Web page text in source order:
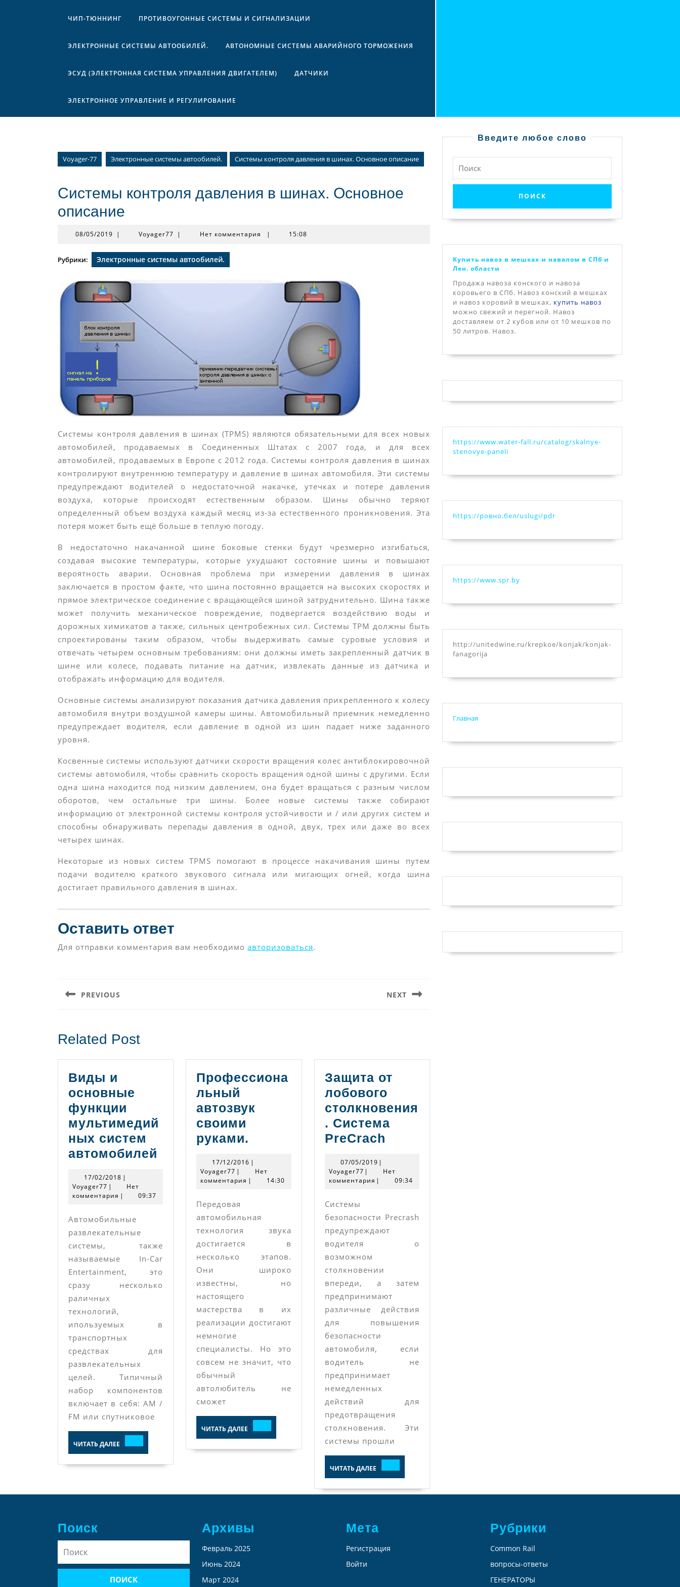
ЧИП-ТЮННИНГ ПРОТИВОУГОННЫЕ СИСТЕМЫ И СИГНАЛИЗАЦИИ
ЭЛЕКТРОННЫЕ СИСТЕМЫ АВТООБИЛЕЙ. АВТОНОМНЫЕ СИСТЕМЫ АВАРИЙНОГО ТОРМОЖЕНИЯ
ЭСУД (ЭЛЕКТРОННАЯ СИСТЕМА УПРАВЛЕНИЯ ДВИГАТЕЛЕМ) ДАТЧИКИ
ЭЛЕКТРОННОЕ УПРАВЛЕНИЕ И РЕГУЛИРОВАНИЕ
Voyager-77 Электронные системы автообилей. Системы контроля давления в шинах. Основное описание
Системы контроля давления в шинах. Основное
описание
08/05/2019 08/05/2019
| Voyager77 Voyager77
| Нет комментария | 15:08
Рубрики: Электронные системы автообилей.
Системы контроля давления в шинах (TPMS) являются обязательными для всех новых
автомобилей, продаваемых в Соединенных Штатах с 2007 года, и для всех
автомобилей, продаваемых в Европе с 2012 года. Системы контроля давления в шинах
контролируют внутреннюю температуру и давление в шинах автомобиля. Эти системы
предупреждают водителей о недостаточной накачке, утечках и потере давления
воздуха, которые происходят естественным образом. Шины обычно теряют
определенный объем воздуха каждый месяц из-за естественного проникновения. Эта
потеря может быть ещё больше в теплую погоду.
В недостаточно накачанной шине боковые стенки будут чрезмерно изгибаться,
создавая высокие температуры, которые ухудшают состояние шины и повышают
вероятность аварии. Основная проблема при измерении давления в шинах
заключается в простом факте, что шина постоянно вращается на высоких скоростях и
прямое электрическое соединение с вращающейся шиной затруднительно. Шина также
может получить механическое повреждение, подвергается воздействию воды и
дорожных химикатов а также, сильных центробежных сил. Системы TPM должны быть
спроектированы таким образом, чтобы выдерживать самые суровые условия и
отвечать четырем основным требованиям: они должны иметь закрепленный датчик в
шине или колесе, подавать питание на датчик, извлекать данные из датчика и
отображать информацию для водителя.
Основные системы анализируют показания датчика давления прикрепленного к колесу
автомобиля внутри воздушной камеры шины. Автомобильный приемник немедленно
предупреждает водителя, если давление в одной из шин падает ниже заданного
уровня.
Косвенные системы используют датчики скорости вращения колес антиблокировочной
системы автомобиля, чтобы сравнить скорость вращения одной шины с другими. Если
одна шина находится под низким давлением, она будет вращаться с разным числом
оборотов, чем остальные три шины. Более новые системы также собирают
информацию от электронной системы контроля устойчивости и / или других систем и
способны обнаруживать перепады давления в одной, двух, трех или даже во всех
четырех шинах.
Некоторые из новых систем TPMS помогают в процессе накачивания шины путем
подачи водителю краткого звукового сигнала или мигающих огней, когда шина
достигает правильного давления в шинах.
Оставить ответ
Для отправки комментария вам необходимо авторизоваться.
по
PREVIOUS NEXT
Related Post
Виды и
основные
функции
мультимедий
ных систем
автомобилей
основные
функции
мультимедийных
систем
автомобилей
17/02/2018 17/02/2018
|
Voyager77 Voyager77
|
Нет
комментария | 09:37
Автомобильные
развлекательные
системы, также
называемые In-Car
Entertainment, это
сразу несколько
раличных
технологий,
ипользуемых в
транспортных
средствах для
развлекательных
целей. Типичный
набор компонентов
включает в себя: AM /
FM или спутниковое
ЧИТАТЬ ДАЛЕЕ ДАЛЕЕ
Профессиона
льный
автозвук
своими
руками. Профессиональный
своими
руками.
17/12/2016 17/12/2016
|
Voyager77 Voyager77
|
Нет
комментария | 14:30
Передовая
автомобильная
технология звука
достигается в
несколько этапов.
Они широко
известны, но
настоящего
мастерства в их
реализации достигают
немногие
специалисты. Но это
совсем не значит, что
обычный
автолюбитель не
сможет
ЧИТАТЬ ДАЛЕЕ ДАЛЕЕ
Защита от
лобового
столкновения
. Система
PreCrach
лобового
столкновения.
PreCrach
07/05/201907/05/2019
|
Voyager77Voyager77
|
Нет
комментария | 09:34
Системы
безопасности Precrash
предупреждают
водителя о
возможном
столкновении
впереди, а затем
предпринимают
различные действия
для повышения
безопасности
автомобиля, если
водитель не
предпринимает
немедленных
действий для
предотвращения
столкновения. Эти
системы прошли
ЧИТАТЬ ДАЛЕЕДАЛЕЕ
Введите любое слово
Купить навоз в мешках и навалом в СПб и
Лен. области
Продажа навоза конского и навоза
коровьего в СПб. Навоз конский в мешках
и навоз коровий в мешках, купить навоз
можно свежий и перегной. Навоз
доставляем от 2 кубов или от 10 мешков по
50 литров. Навоз.
https://www.water-fall.ru/catalog/skalnye-
stenovye-paneli
https://ровно.бел/uslugi/pdr
https://www.spr.by
http://unitedwine.ru/krepkoe/konjak/konjak-
fanagorija
Главная
Поиск Архивы
Февраль 2025
Июнь 2024
Март 2024
Мета
Регистрация
Войти
Рубрики
Common Rail
вопросы-ответы
ГЕНЕРАТОРЫ